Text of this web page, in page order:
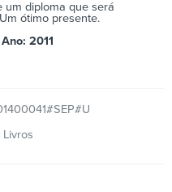
um diploma que será
ótimo presente.
Ano: 2011
Livros